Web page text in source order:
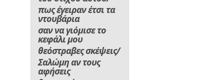
πως έγειραν έτσι τα
ντουβάρια
σαν να γιόμισε το
κεφάλι μου
θεόστραβες σκέψεις/
Σαλώμη αν τους
αφήσεις